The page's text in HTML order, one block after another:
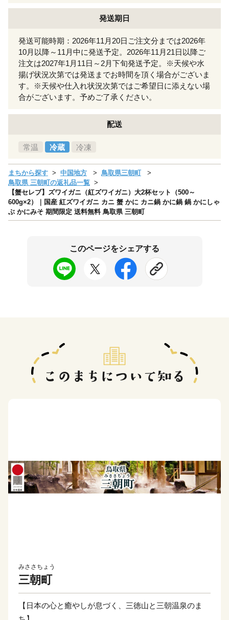
発送期日
発送可能時期：2026年11月20日ご注文分までは2026年
10月以降～11月中に発送予定。2026年11月21日以降ご
注文は2027年1月11日～2月下旬発送予定。※天候や水
揚げ状況次第では発送までお時間を頂く場合がございま
す。※天候や仕入れ状況次第ではご希望日に添えない場
合がございます。予めご了承ください。
配送
常温 冷蔵 冷凍
まちから探す 中国地方
鳥取県三朝町
鳥取県 三朝町の返礼品一覧
【蟹セレブ】ズワイガニ（紅ズワイガニ）大2杯セット（500～
600g×2）｜国産 紅ズワイガニ カニ 蟹 かに カニ鍋 かに鍋 鍋 かにしゃ
ぶ かにみそ 期間限定 送料無料 鳥取県 三朝町
このページをシェアする
みささちょう
三朝町
【日本の心と癒やしが息づく、三徳山と三朝温泉のま